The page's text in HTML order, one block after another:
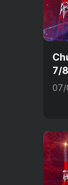
7/
07/